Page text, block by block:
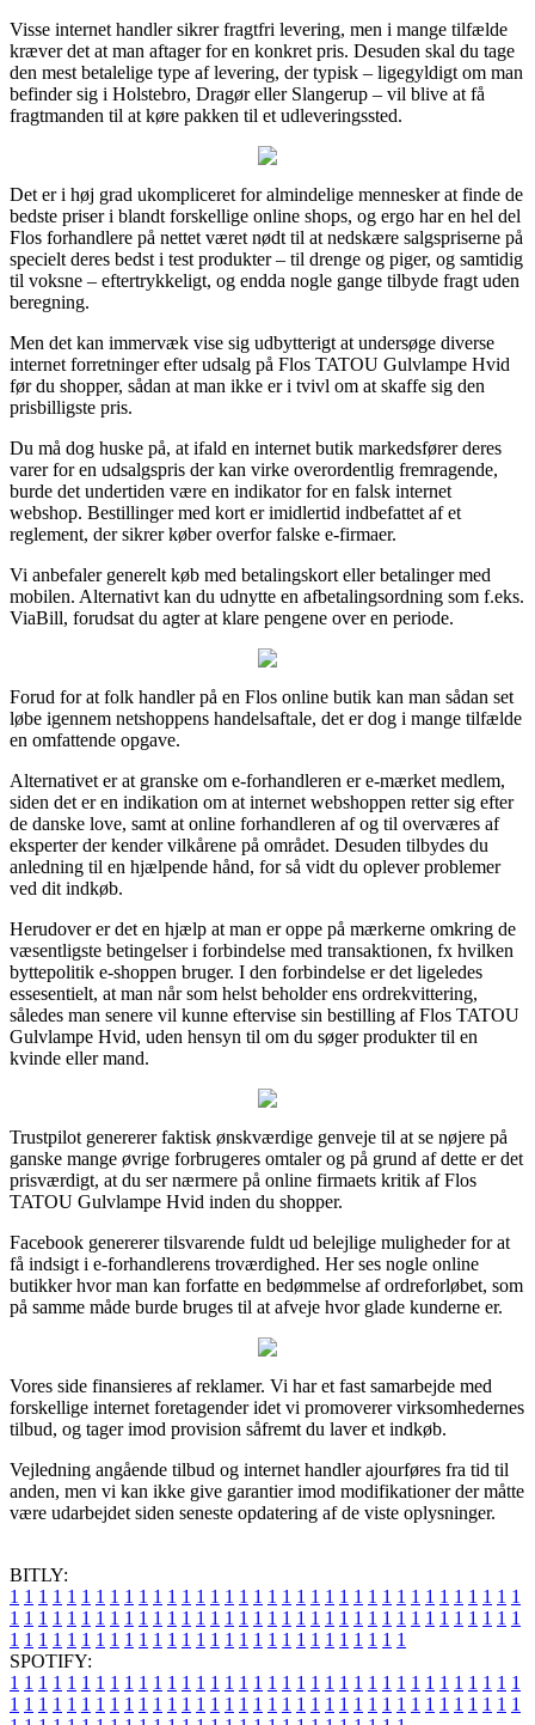
Visse internet handler sikrer fragtfri levering, men i mange tilfælde
kræver det at man aftager for en konkret pris. Desuden skal du tage
den mest betalelige type af levering, der typisk – ligegyldigt om man
befinder sig i Holstebro, Dragør eller Slangerup – vil blive at få
fragtmanden til at køre pakken til et udleveringssted.
Det er i høj grad ukompliceret for almindelige mennesker at finde de
bedste priser i blandt forskellige online shops, og ergo har en hel del
Flos forhandlere på nettet været nødt til at nedskære salgspriserne på
specielt deres bedst i test produkter – til drenge og piger, og samtidig
til voksne – eftertrykkeligt, og endda nogle gange tilbyde fragt uden
beregning.
Men det kan immervæk vise sig udbytterigt at undersøge diverse
internet forretninger efter udsalg på Flos TATOU Gulvlampe Hvid
før du shopper, sådan at man ikke er i tvivl om at skaffe sig den
prisbilligste pris.
Du må dog huske på, at ifald en internet butik markedsfører deres
varer for en udsalgspris der kan virke overordentlig fremragende,
burde det undertiden være en indikator for en falsk internet
webshop. Bestillinger med kort er imidlertid indbefattet af et
reglement, der sikrer køber overfor falske e-firmaer.
Vi anbefaler generelt køb med betalingskort eller betalinger med
mobilen. Alternativt kan du udnytte en afbetalingsordning som f.eks.
ViaBill, forudsat du agter at klare pengene over en periode.
Forud for at folk handler på en Flos online butik kan man sådan set
løbe igennem netshoppens handelsaftale, det er dog i mange tilfælde
en omfattende opgave.
Alternativet er at granske om e-forhandleren er e-mærket medlem,
siden det er en indikation om at internet webshoppen retter sig efter
de danske love, samt at online forhandleren af og til overværes af
eksperter der kender vilkårene på området. Desuden tilbydes du
anledning til en hjælpende hånd, for så vidt du oplever problemer
ved dit indkøb.
Herudover er det en hjælp at man er oppe på mærkerne omkring de
væsentligste betingelser i forbindelse med transaktionen, fx hvilken
byttepolitik e-shoppen bruger. I den forbindelse er det ligeledes
essesentielt, at man når som helst beholder ens ordrekvittering,
således man senere vil kunne eftervise sin bestilling af Flos TATOU
Gulvlampe Hvid, uden hensyn til om du søger produkter til en
kvinde eller mand.
Trustpilot genererer faktisk ønskværdige genveje til at se nøjere på
ganske mange øvrige forbrugeres omtaler og på grund af dette er det
prisværdigt, at du ser nærmere på online firmaets kritik af Flos
TATOU Gulvlampe Hvid inden du shopper.
Facebook genererer tilsvarende fuldt ud belejlige muligheder for at
få indsigt i e-forhandlerens troværdighed. Her ses nogle online
butikker hvor man kan forfatte en bedømmelse af ordreforløbet, som
på samme måde burde bruges til at afveje hvor glade kunderne er.
Vores side finansieres af reklamer. Vi har et fast samarbejde med
forskellige internet foretagender idet vi promoverer virksomhedernes
tilbud, og tager imod provision såfremt du laver et indkøb.
Vejledning angående tilbud og internet handler ajourføres fra tid til
anden, men vi kan ikke give garantier imod modifikationer der måtte
være udarbejdet siden seneste opdatering af de viste oplysninger.
BITLY:
1 1 1 1 1 1 1 1 1 1 1 1 1 1 1 1 1 1 1 1 1 1 1 1 1 1 1 1 1 1 1 1 1 1 1 1
1 1 1 1 1 1 1 1 1 1 1 1 1 1 1 1 1 1 1 1 1 1 1 1 1 1 1 1 1 1 1 1 1 1 1 1
1 1 1 1 1 1 1 1 1 1 1 1 1 1 1 1 1 1 1 1 1 1 1 1 1 1 1 1
SPOTIFY:
1 1 1 1 1 1 1 1 1 1 1 1 1 1 1 1 1 1 1 1 1 1 1 1 1 1 1 1 1 1 1 1 1 1 1 1
1 1 1 1 1 1 1 1 1 1 1 1 1 1 1 1 1 1 1 1 1 1 1 1 1 1 1 1 1 1 1 1 1 1 1 1